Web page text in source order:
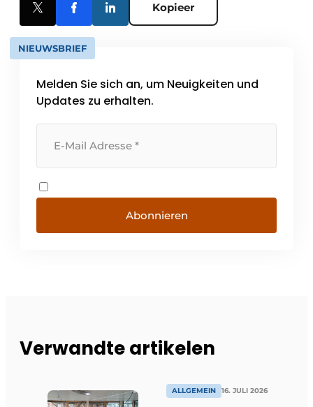
Kopieer
NIEUWSBRIEF
Melden Sie sich an, um Neuigkeiten und
Updates zu erhalten.
Abonnieren
Verwandte artikelen
ALLGEMEIN 16. JULI 2026